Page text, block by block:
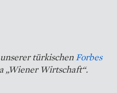
türkischenForbes
„Wiener Wirtschaft“.